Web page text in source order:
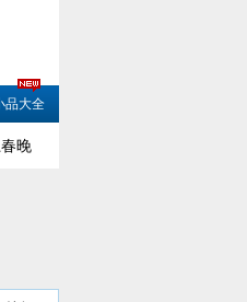
品大全
晚